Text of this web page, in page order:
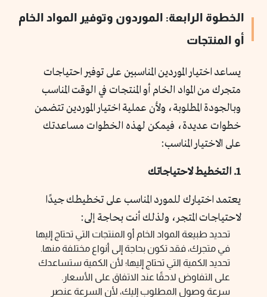
الخطوة الرابعة: الموردون وتوفير المواد الخام
أو المنتجات
يساعد اختيار الموردين المناسبين على توفير احتياجات
متجرك من المواد الخام أو المنتجات في الوقت المناسب
وبالجودة المطلوبة، ولأن عملية اختيار الموردين تتضمن
خطوات عديدة، فيمكن لهذه الخطوات مساعدتك
على الاختيار المناسب:
1. التخطيط لاحتياجاتك
يعتمد اختيارك للمورد المناسب على تخطيطك جيدًا
لاحتياجات المتجر، ولذلك أنت بحاجة إلى:
تحديد طبيعة المواد الخام أو المنتجات التي تحتاج إليها
في متجرك، فقد تكون بحاجة إلى أنواع مختلفة منها.
تحديد الكمية التي تحتاج إليها؛ لأن الكمية ستساعدك
على التفاوض لاحقًا عند الاتفاق على الأسعار.
سرعة وصول المطلوب إليك، لأن السرعة عنصر